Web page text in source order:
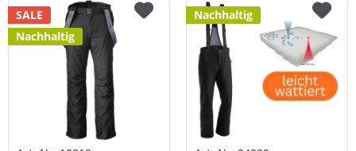
SALE
Nachhaltig
Nachhaltig